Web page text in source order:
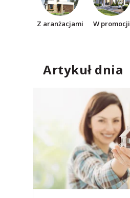
Z aranżacjami W promocji
Artykuł dnia